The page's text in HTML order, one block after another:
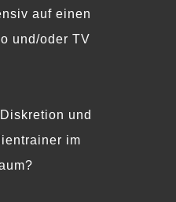
auf einen
und/oder TV
und
im